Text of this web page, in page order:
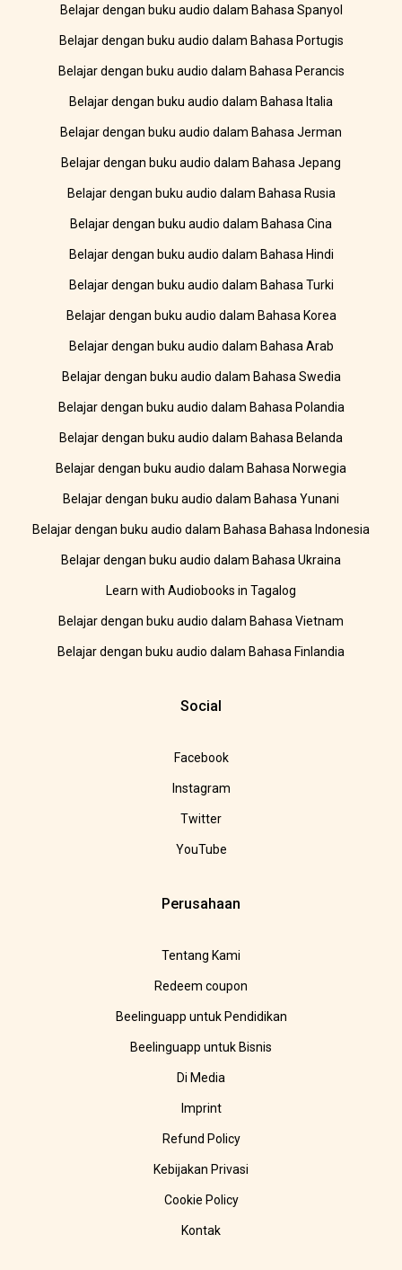
Belajar dengan buku audio dalam Bahasa Spanyol
Belajar dengan buku audio dalam Bahasa Portugis
Belajar dengan buku audio dalam Bahasa Perancis
Belajar dengan buku audio dalam Bahasa Italia
Belajar dengan buku audio dalam Bahasa Jerman
Belajar dengan buku audio dalam Bahasa Jepang
Belajar dengan buku audio dalam Bahasa Rusia
Belajar dengan buku audio dalam Bahasa Cina
Belajar dengan buku audio dalam Bahasa Hindi
Belajar dengan buku audio dalam Bahasa Turki
Belajar dengan buku audio dalam Bahasa Korea
Belajar dengan buku audio dalam Bahasa Arab
Belajar dengan buku audio dalam Bahasa Swedia
Belajar dengan buku audio dalam Bahasa Polandia
Belajar dengan buku audio dalam Bahasa Belanda
Belajar dengan buku audio dalam Bahasa Norwegia
Belajar dengan buku audio dalam Bahasa Yunani
Belajar dengan buku audio dalam Bahasa Bahasa Indonesia
Belajar dengan buku audio dalam Bahasa Ukraina
Learn with Audiobooks in Tagalog
Belajar dengan buku audio dalam Bahasa Vietnam
Belajar dengan buku audio dalam Bahasa Finlandia
Social
Facebook
Instagram
Twitter
YouTube
Perusahaan
Tentang Kami
Redeem coupon
Beelinguapp untuk Pendidikan
Beelinguapp untuk Bisnis
Di Media
Imprint
Refund Policy
Kebijakan Privasi
Cookie Policy
Kontak